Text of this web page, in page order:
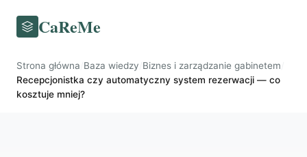
CaReMe
Strona główna Baza wiedzy Biznes i zarządzanie gabinetem
Recepcjonistka czy automatyczny system rezerwacji — co
kosztuje mniej?